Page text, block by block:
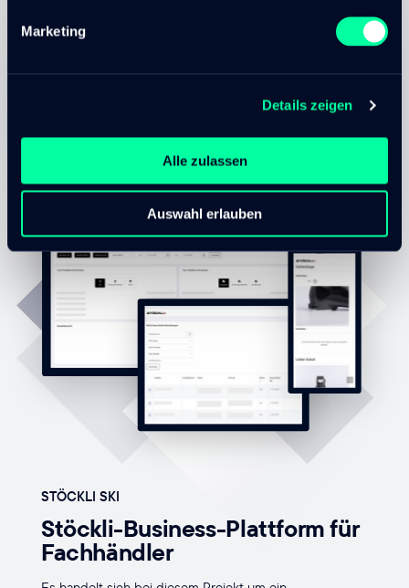
Marketing
Details zeigen
Alle zulassen
Auswahl erlauben
Patrick kontaktieren
STÖCKLI SKI
Stöckli-Business-Plattform für
Fachhändler